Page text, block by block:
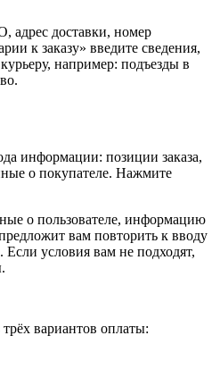
адрес доставки, номер
к заказу» введите сведения,
например: подъезды в
информации: позиции заказа,
о покупателе. Нажмите
о пользователе, информацию
вам повторить к вводу
условия вам не подходят,
вариантов оплаты: